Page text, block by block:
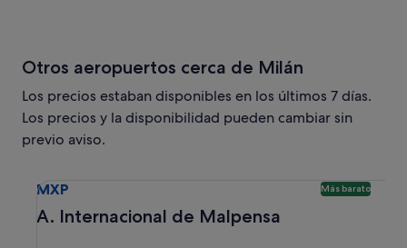
Otros aeropuertos cerca de Milán
Los precios estaban disponibles en los últimos 7 días.
Los precios y la disponibilidad pueden cambiar sin
previo aviso.
MXP Más barato
A. Internacional de Malpensa